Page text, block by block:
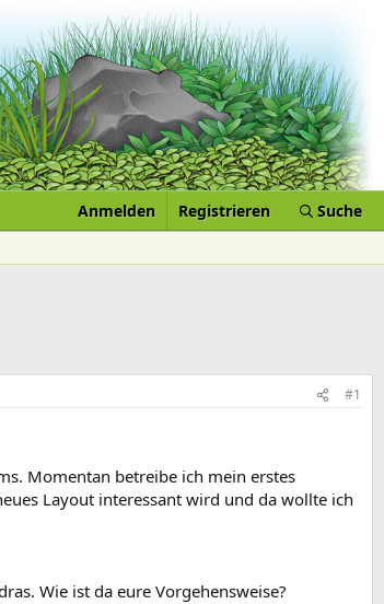
Anmelden Registrieren Suche
#1
Momentan betreibe ich mein erstes
Layout interessant wird und da wollte ich
Wie ist da eure Vorgehensweise?